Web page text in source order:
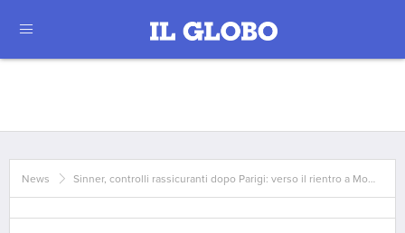
News Sinner, controlli rassicuranti dopo Parigi: verso il rientro a Mo…